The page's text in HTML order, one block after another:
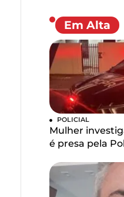
Em Alta
POLICIAL
Mulher
é presa pela